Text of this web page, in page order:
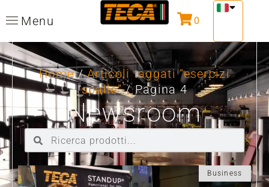
Menu 0
Home/Articoli taggati “esercizi
spalle”/ Pagina 4
Newsroom
Business